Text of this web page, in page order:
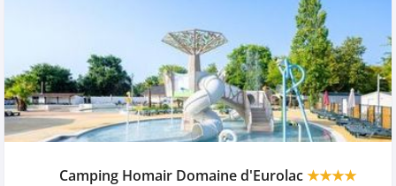
Camping Homair Domaine d'Eurolac★★★★